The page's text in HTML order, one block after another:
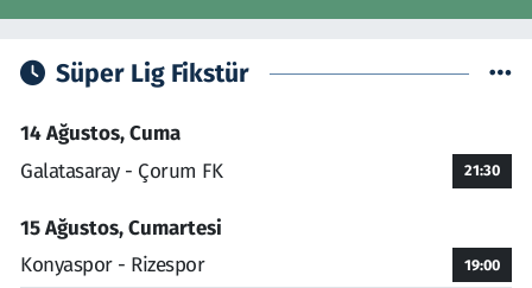
Süper Lig Fikstür
14 Ağustos, Cuma
Galatasaray - Çorum FK
21:30
15 Ağustos, Cumartesi
Konyaspor - Rizespor
19:00